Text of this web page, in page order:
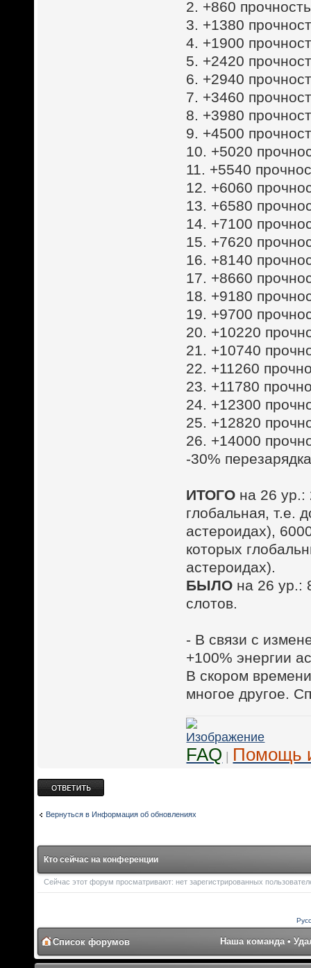
2. +860
3. +1380
4. +1900
5. +2420
6. +2940
7. +3460
8. +3980
9. +4500
10. +5020
11. +5540
12. +6060
13. +6580
14. +7100
15. +7620
16. +8140
17. +8660
18. +9180
19. +9700
20. +10220
21. +10740
22. +11260
23. +11780
24. +12300
25. +12820
26. +14000
-30%
ИТОГО на 26 ур.:
глобальная, т.е.
астероидах),
которых
астероидах).
БЫЛО на 26 ур.:
слотов.
- В связи с
+100% энергии
В скором
многое другое.
FAQ | Помощь
Ответить
Вернуться в Информация об обновлениях
Кто сейчас на конференции
Сейчас этот форум просматривают: нет зарегистрированных
Список форумов Наша команда •